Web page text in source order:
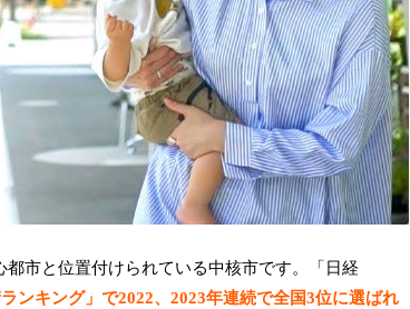
市と位置付けられている中核市です。「日経
ンキング」で2022、2023年連続で全国3位に選ばれ